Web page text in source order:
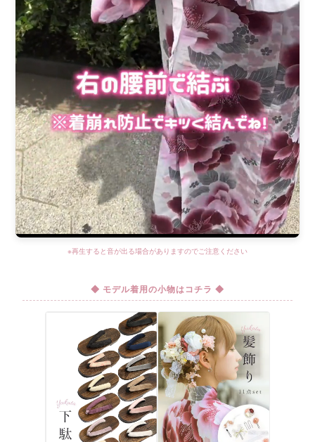
※再生すると音が出る場合がありますのでご注意ください
◆ モデル着用の小物はコチラ ◆